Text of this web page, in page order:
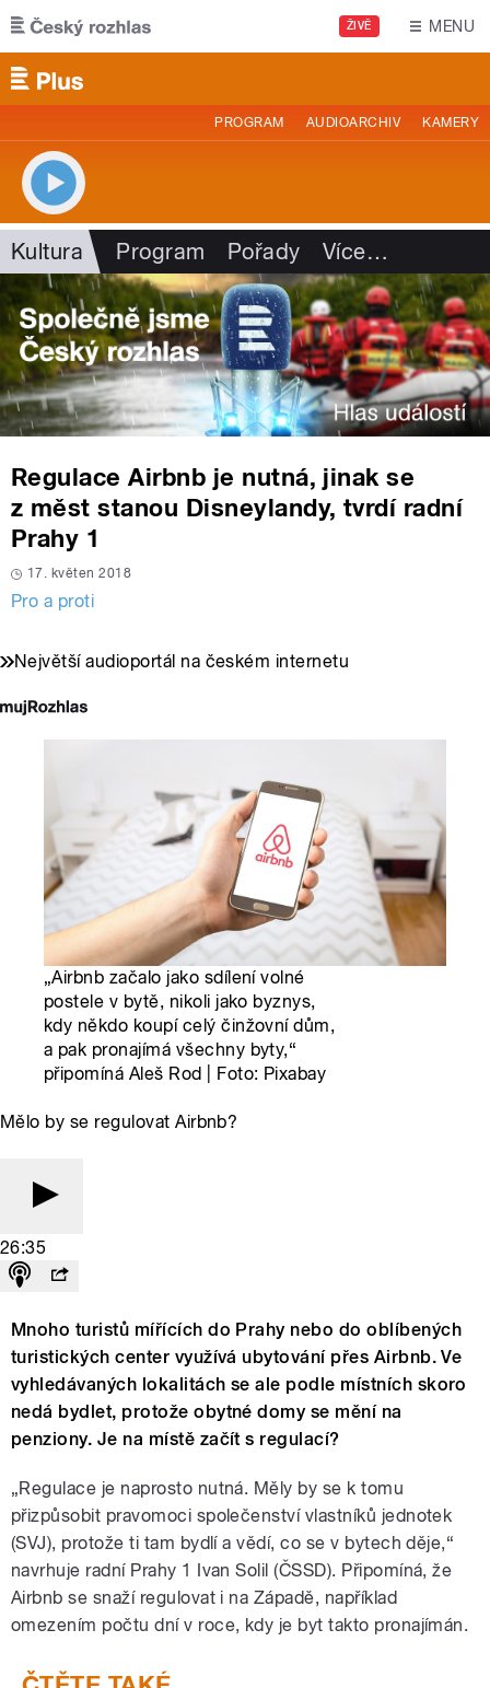
Přejít k hlavnímu obsahu
ŽIVĚ MENU
PROGRAM AUDIOARCHIV KAMERY
Kultura Program Pořady Více…
Regulace Airbnb je nutná, jinak se
z měst stanou Disneylandy, tvrdí radní
Prahy 1
17. květen 2018
Pro a proti
Největší audioportál na českém internetu
„Airbnb začalo jako sdílení volné
postele v bytě, nikoli jako byznys,
kdy někdo koupí celý činžovní dům,
a pak pronajímá všechny byty,“
připomíná Aleš Rod | Foto: Pixabay
Mělo by se regulovat Airbnb?
26:35
Mnoho turistů mířících do Prahy nebo do oblíbených
turistických center využívá ubytování přes Airbnb. Ve
vyhledávaných lokalitách se ale podle místních skoro
nedá bydlet, protože obytné domy se mění na
penziony. Je na místě začít s regulací?
„Regulace je naprosto nutná. Měly by se k tomu
přizpůsobit pravomoci společenství vlastníků jednotek
(SVJ), protože ti tam bydlí a vědí, co se v bytech děje,“
navrhuje radní Prahy 1 Ivan Solil (ČSSD). Připomíná, že
Airbnb se snaží regulovat i na Západě, například
omezením počtu dní v roce, kdy je byt takto pronajímán.